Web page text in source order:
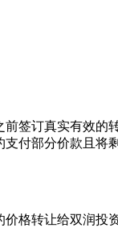
签订真实有效的
付部分价款且将
格转让给双润投